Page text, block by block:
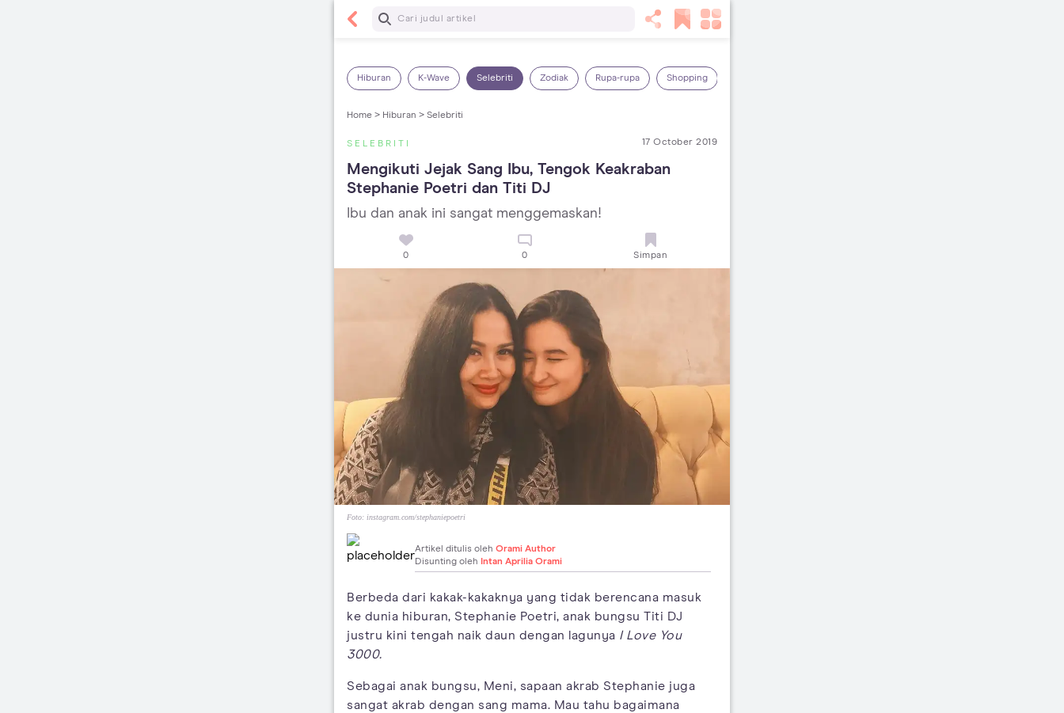
Baca Selanjutnya
Hiburan K-Wave Selebriti Zodiak Rupa-rupa Shopping
Home > Hiburan > Selebriti
SELEBRITI 17 October 2019
Mengikuti Jejak Sang Ibu, Tengok Keakraban
Stephanie Poetri dan Titi DJ
Ibu dan anak ini sangat menggemaskan!
0 0 Simpan
Foto: instagram.com/stephaniepoetri
Artikel ditulis oleh Orami Author
Disunting oleh Intan Aprilia Orami
Berbeda dari kakak-kakaknya yang tidak berencana masuk
ke dunia hiburan, Stephanie Poetri, anak bungsu Titi DJ
justru kini tengah naik daun dengan lagunya I Love You
3000.
Sebagai anak bungsu, Meni, sapaan akrab Stephanie juga
sangat akrab dengan sang mama. Mau tahu bagaimana